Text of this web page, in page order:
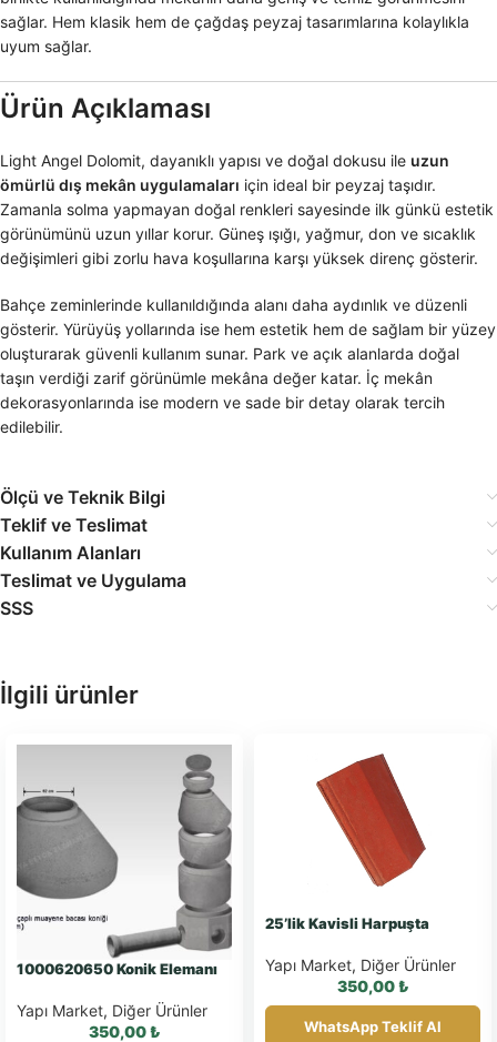
sağlar. Hem klasik hem de çağdaş peyzaj tasarımlarına kolaylıkla
uyum sağlar.
Ürün Açıklaması
Light Angel Dolomit, dayanıklı yapısı ve doğal dokusu ile uzun
ömürlü dış mekân uygulamaları için ideal bir peyzaj taşıdır.
Zamanla solma yapmayan doğal renkleri sayesinde ilk günkü estetik
görünümünü uzun yıllar korur. Güneş ışığı, yağmur, don ve sıcaklık
değişimleri gibi zorlu hava koşullarına karşı yüksek direnç gösterir.
Bahçe zeminlerinde kullanıldığında alanı daha aydınlık ve düzenli
gösterir. Yürüyüş yollarında ise hem estetik hem de sağlam bir yüzey
oluşturarak güvenli kullanım sunar. Park ve açık alanlarda doğal
taşın verdiği zarif görünümle mekâna değer katar. İç mekân
dekorasyonlarında ise modern ve sade bir detay olarak tercih
edilebilir.
Ölçü ve Teknik Bilgi
Teklif ve Teslimat
Kullanım Alanları
Teslimat ve Uygulama
SSS
İlgili ürünler
1000620650 Konik Elemanı
Yapı Market, Diğer Ürünler
350,00₺
25’lik Kavisli Harpuşta
Yapı Market, Diğer Ürünler
350,00₺
WhatsApp Teklif Al